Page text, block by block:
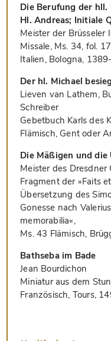
Die Berufung der
Hl. Andreas; Initiale
Meister der Brüsseler
Missale, Ms. 34, fol.
Italien, Bologna,
Der hl. Michael
Lieven van Lathem,
Schreiber
Gebetbuch Karls des
Flämisch, Gent oder
Die Mäßigen und die
Meister des Dresdner
Fragment der »Faits
Übersetzung des
Gonesse nach
memorabilia«,
Ms. 43 Flämisch,
Bathseba im Bade
Jean Bourdichon
Miniatur aus dem
Französisch, Tours,